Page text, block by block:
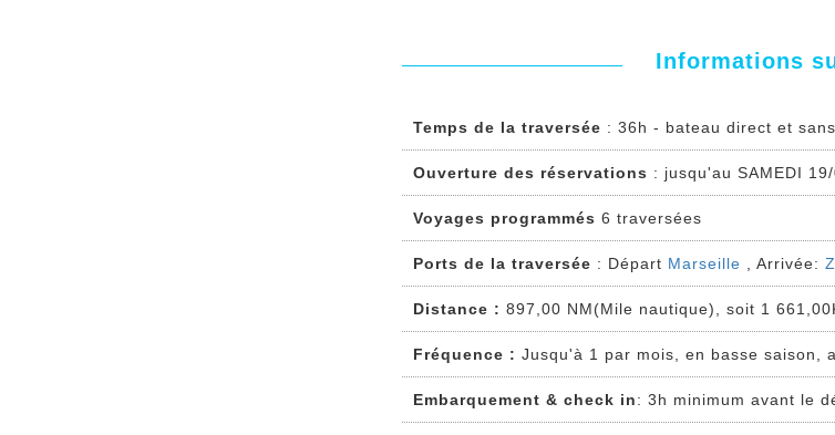
Informations
Temps de la traversée : 36h - bateau direct et
Ouverture des réservations : jusqu'au SAMEDI
Voyages programmés 6 traversées
Ports de la traversée : Départ Marseille , Arrivée:
Distance : 897,00 NM(Mile nautique), soit 1
Fréquence : Jusqu'à 1 par mois, en basse saison,
Embarquement & check in: 3h minimum avant le